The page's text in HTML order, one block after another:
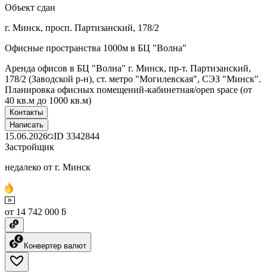
Объект сдан
г. Минск, просп. Партизанский, 178/2
Офисные пространства 1000м в БЦ "Волна"
Аренда офисов в БЦ "Волна" г. Минск, пр-т. Партизанский,
178/2 (Заводской р-н), ст. метро "Могилевская", СЭЗ "Минск".
Планировка офисных помещений-кабинетная/open space (от
40 кв.м до 1000 кв.м)
Контакты
Написать
15.06.2026 ID 3342844
Застройщик
недалеко от г. Минск
от 14 742 000 ƃ
Конвертер валют